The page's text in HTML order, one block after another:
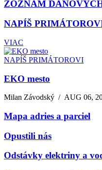
ZOZNAM
NAPÍŠ
VIAC
NAPÍŠ PRIMÁTOROVI
EKO mesto
Milan Závodský /AUG 06,
Mapa adries a parciel
Opustili nás
Odstávky elektriny a